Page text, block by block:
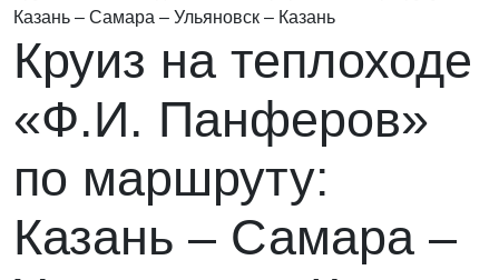
Казань – Самара – Ульяновск – Казань
Круиз на теплоходе
«Ф.И. Панферов»
по маршруту:
Казань – Самара –